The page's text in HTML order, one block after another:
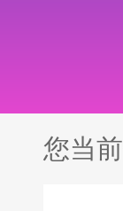
您当